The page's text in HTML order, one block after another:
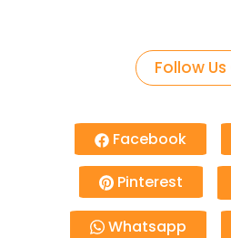
Follow Us
Facebook
Pinterest
Whatsapp